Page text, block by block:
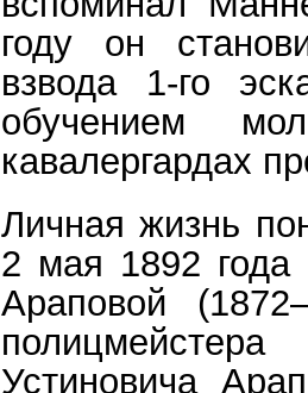
году он
взвода 1-го
обучением
кавалергардах
Личная жизнь
2 мая 1892 года
Араповой
Устиновича